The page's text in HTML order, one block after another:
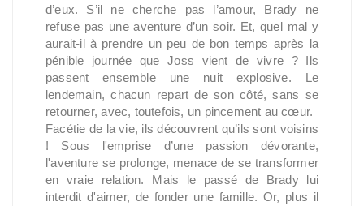
d’eux. S’il ne cherche pas l’amour, Brady ne
refuse pas une aventure d’un soir. Et, quel mal y
aurait-il à prendre un peu de bon temps après la
pénible journée que Joss vient de vivre ? Ils
passent ensemble une nuit explosive. Le
lendemain, chacun repart de son côté, sans se
retourner, avec, toutefois, un pincement au cœur.
Facétie de la vie, ils découvrent qu’ils sont voisins
! Sous l'emprise d’une passion dévorante,
l'aventure se prolonge, menace de se transformer
en vraie relation. Mais le passé de Brady lui
interdit d'aimer, de fonder une famille. Or, plus il